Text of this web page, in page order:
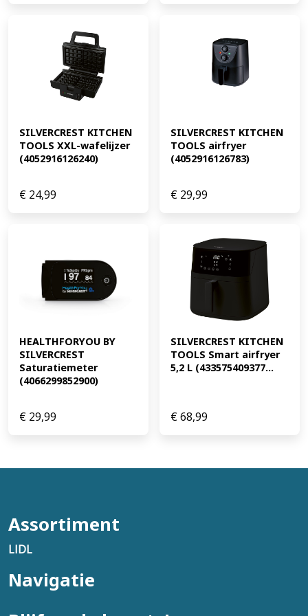
SILVERCREST KITCHEN
TOOLS XXL-wafelijzer
(4052916126240)
€ 24,99
SILVERCREST KITCHEN
TOOLS airfryer
(4052916126783)
€ 29,99
HEALTHFORYOU BY
SILVERCREST
Saturatiemeter
(4066299852900)
€ 29,99
SILVERCREST KITCHEN
TOOLS Smart airfryer
5,2 L (433575409377...
€68,99
Assortiment
LIDL
Navigatie